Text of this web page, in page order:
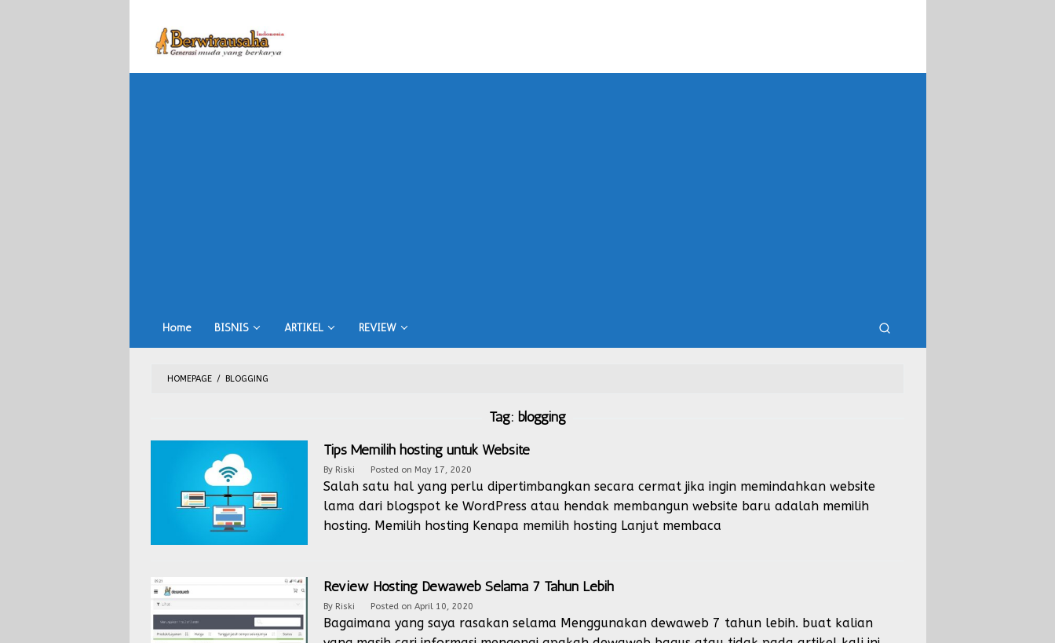
content
Home BISNIS ARTIKEL REVIEW
HOMEPAGE / BLOGGING
Tag: blogging
Tips Memilih hosting untuk Website
By Riski Posted on May 17, 2020
Salah satu hal yang perlu dipertimbangkan secara cermat jika ingin memindahkan website
lama dari blogspot ke WordPress atau hendak membangun website baru adalah memilih
hosting. Memilih hosting Kenapa memilih hosting Lanjut membaca
Review Hosting Dewaweb Selama 7 Tahun Lebih
By Riski Posted on April 10, 2020
Bagaimana yang saya rasakan selama Menggunakan dewaweb 7 tahun lebih. buat kalian